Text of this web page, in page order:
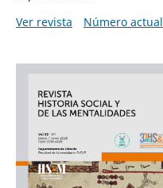
Ver revista
Número actual